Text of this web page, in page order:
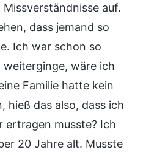
auf.
dass jemand so
Ich war schon so
weiterginge, wäre ich
Familie hatte kein
hieß das also, dass ich
ertragen musste? Ich
20 Jahre alt. Musste